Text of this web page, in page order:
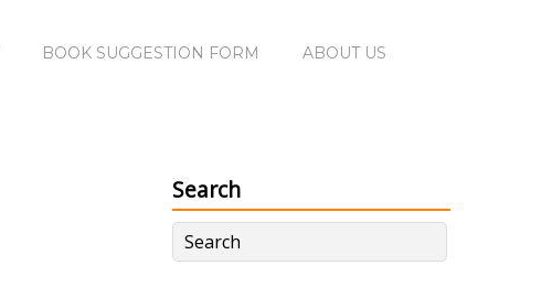
BOOK SUGGESTION FORM ABOUT US
Search